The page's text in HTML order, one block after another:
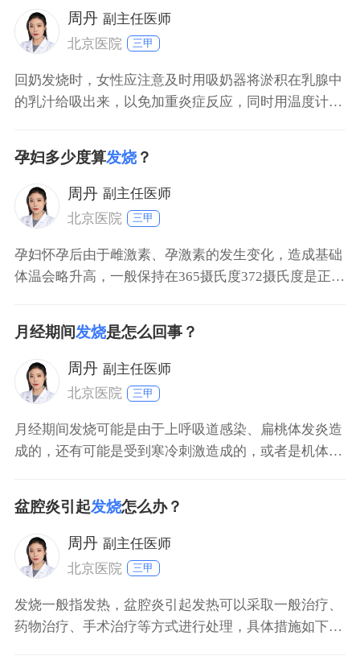
情况治疗。周丹 副主任医师
北京医院
三甲
回奶发烧时，女性应注意及时用吸奶器将淤积在乳腺中
的乳汁给吸出来，以免加重炎症反应，同时用温度计测
的湿毛巾用来擦拭前额、后颈、腋窝、手心、脚心等大
血管分布较多的部位，有助于带走体内多余的体温。如
果体温超
孕妇多少度算发烧？
周丹 副主任医师
北京医院
三甲
孕妇怀孕后由于雌激素、孕激素的发生变化，造成基础
体温会略升高，一般保持在365摄氏度372摄氏度是正常
个人的基础体温不一样。如果表现出发烧症状可以服用
生姜和白菜熬水喝，多喝水排汗，能有效缓解。此外，
用物理降温法采用冷敷或酒精擦拭腋下，额头，可以改
月经期间发烧是怎么回事？
周丹 副主任医师
北京医院
三甲
月经期间发烧可能是由于上呼吸道感染、扁桃体发炎造
成的，还有可能是受到寒冷刺激造成的，或者是机体免
措施，若体温没有超过385度，可以使用退烧贴治疗。
盆腔炎引起发烧怎么办？
周丹 副主任医师
北京医院
三甲
发烧一般指发热，盆腔炎引起发热可以采取一般治疗、
药物治疗、手术治疗等方式进行处理，具体措施如下：